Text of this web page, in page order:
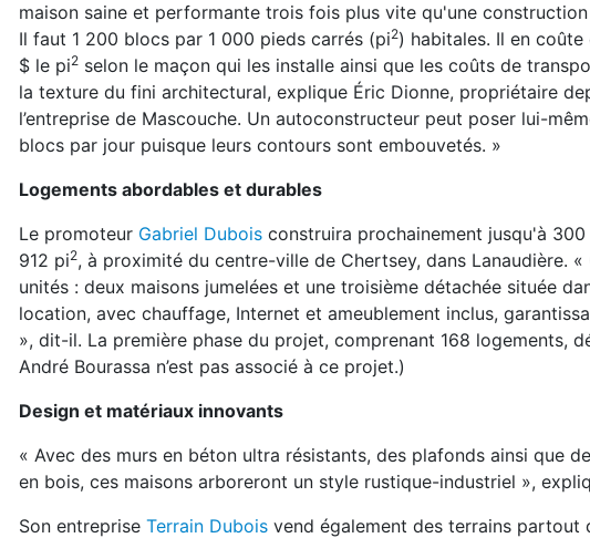
maison saine et performante trois fois plus vite qu'une construction
Il faut 1 200 blocs par 1 000 pieds carrés (pi2) habitales. Il en
$ le pi2 selon le maçon qui les installe ainsi que les coûts de
la texture du fini architectural, explique Éric Dionne, propriétaire
l’entreprise de Mascouche. Un autoconstructeur peut poser lui-
blocs par jour puisque leurs contours sont embouvetés. »
Logements abordables et durables
Le promoteur Gabriel Dubois construira prochainement jusqu'à
912 pi2, à proximité du centre-ville de Chertsey, dans Lanaudière.
unités : deux maisons jumelées et une troisième détachée située
location, avec chauffage, Internet et ameublement inclus,
», dit-il. La première phase du projet, comprenant 168 logements,
André Bourassa n’est pas associé à ce projet.)
Design et matériaux innovants
« Avec des murs en béton ultra résistants, des plafonds ainsi que
en bois, ces maisons arboreront un style rustique-industriel »,
Son entreprise Terrain Dubois vend également des terrains partout